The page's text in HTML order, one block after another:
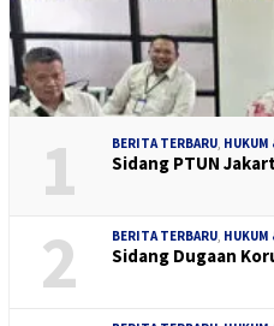
1 BERITA TERBARU, HUKUM
Sidang PTUN
2 BERITA TERBARU, HUKUM
Sidang Dugaan